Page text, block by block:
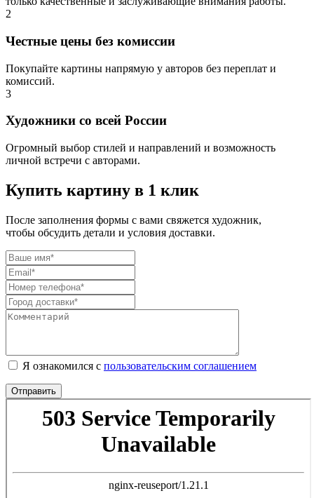
2
Честные цены без комиссии
Покупайте картины напрямую у авторов без переплат и
комиссий.
3
Художники со всей России
Огромный выбор стилей и направлений и возможность
личной встречи с авторами.
Купить картину в 1 клик
После заполнения формы с вами свяжется художник,
чтобы обсудить детали и условия доставки.
Я ознакомился с пользовательским соглашением